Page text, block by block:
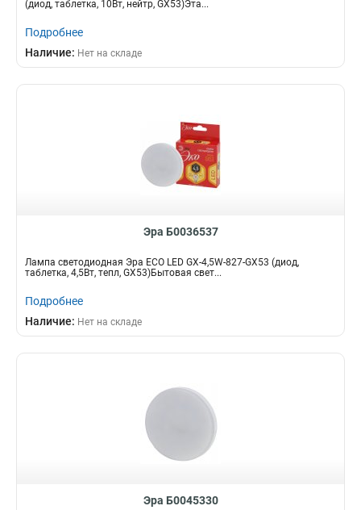
(диод, таблетка, 10Вт, нейтр, GX53)Эта...
Подробнее
Наличие: Нет на складе
Эра Б0036537
Лампа светодиодная Эра ECO LED GX-4,5W-827-GX53 (диод,
таблетка, 4,5Вт, тепл, GX53)Бытовая свет...
Подробнее
Наличие: Нет на складе
Эра Б0045330